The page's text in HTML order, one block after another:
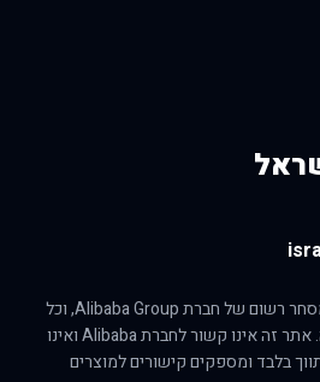
הסימן AliExpress הוא סימן מסחר רשום של חברת Alibaba Group, וכל
הזכויות הנוגעות לו שמורות לה. אתר זה אינו קשור לחברת Alibaba ואינו
בלבד ומספקים קישורים למוצרים